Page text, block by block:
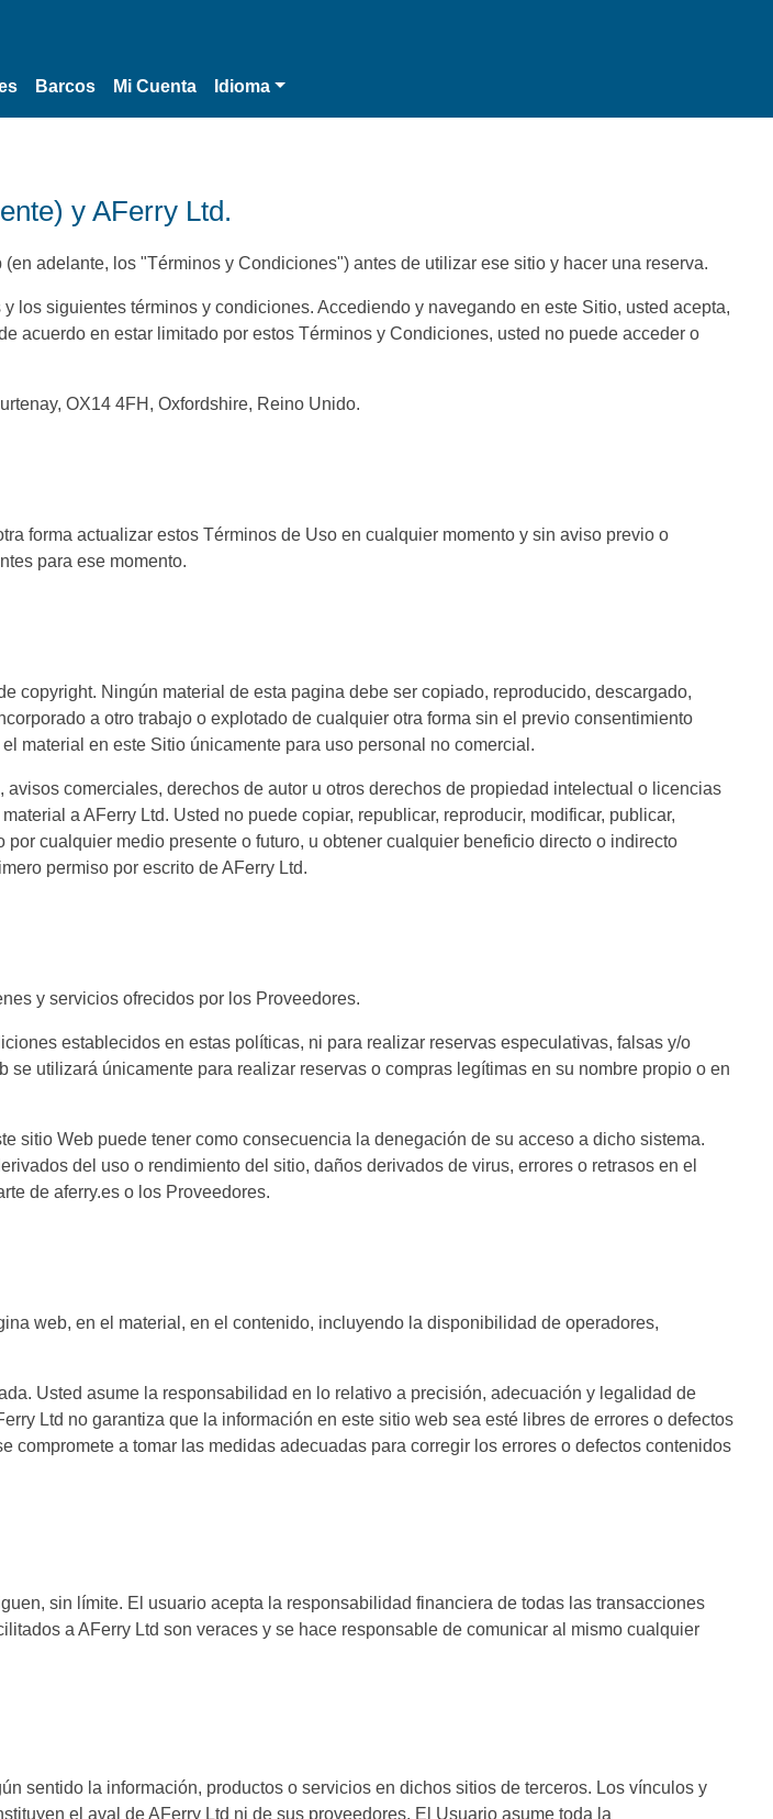
Barcos Mi Cuenta Idioma
y AFerry Ltd.
adelante, los "Términos y Condiciones") antes de utilizar ese sitio y hacer una reserva.
siguientes términos y condiciones. Accediendo y navegando en este Sitio, usted acepta,
acuerdo en estar limitado por estos Términos y Condiciones, usted no puede acceder o
OX14 4FH, Oxfordshire, Reino Unido.
forma actualizar estos Términos de Uso en cualquier momento y sin aviso previo o
para ese momento.
copyright. Ningún material de esta pagina debe ser copiado, reproducido, descargado,
a otro trabajo o explotado de cualquier otra forma sin el previo consentimiento
material en este Sitio únicamente para uso personal no comercial.
comerciales, derechos de autor u otros derechos de propiedad intelectual o licencias
a AFerry Ltd. Usted no puede copiar, republicar, reproducir, modificar, publicar,
cualquier medio presente o futuro, u obtener cualquier beneficio directo o indirecto
permiso por escrito de AFerry Ltd.
y servicios ofrecidos por los Proveedores.
establecidos en estas políticas, ni para realizar reservas especulativas, falsas y/o
utilizará únicamente para realizar reservas o compras legítimas en su nombre propio o en
sitio Web puede tener como consecuencia la denegación de su acceso a dicho sistema.
del uso o rendimiento del sitio, daños derivados de virus, errores o retrasos en el
de aferry.es o los Proveedores.
web, en el material, en el contenido, incluyendo la disponibilidad de operadores,
Usted asume la responsabilidad en lo relativo a precisión, adecuación y legalidad de
Ltd no garantiza que la información en este sitio web sea esté libres de errores o defectos
a tomar las medidas adecuadas para corregir los errores o defectos contenidos
sin límite. El usuario acepta la responsabilidad financiera de todas las transacciones
a AFerry Ltd son veraces y se hace responsable de comunicar al mismo cualquier
sentido la información, productos o servicios en dichos sitios de terceros. Los vínculos y
el aval de AFerry Ltd ni de sus proveedores. El Usuario asume toda la